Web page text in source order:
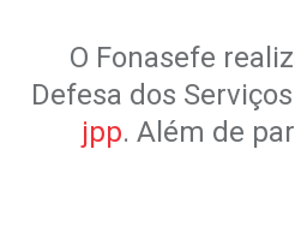
O Fonasefe
Defesa dos
jpp. Além de